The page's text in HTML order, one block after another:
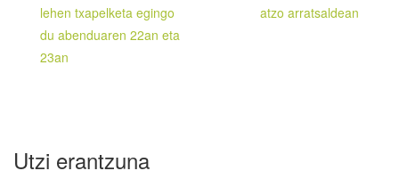
nabigatu
lehen txapelketa egingo
du abenduaren 22an eta
23an
atzo arratsaldean
Utzi erantzuna